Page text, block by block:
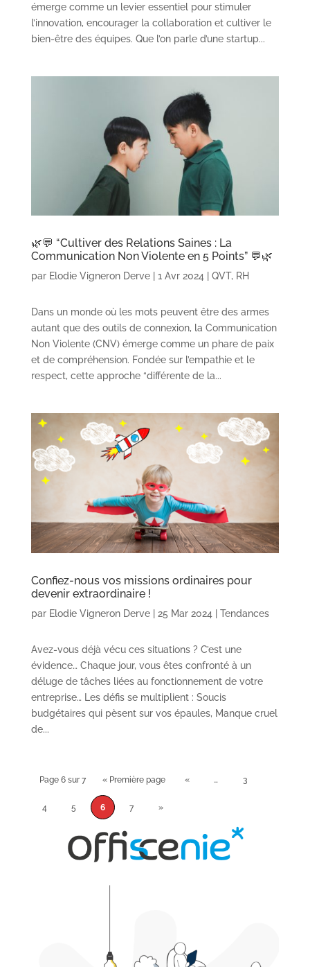
émerge comme un levier essentiel pour stimuler
l’innovation, encourager la collaboration et cultiver le
bien-être des équipes. Que l’on parle d’une startup...
🌿💬 “Cultiver des Relations Saines : La
Communication Non Violente en 5 Points” 💬🌿
par Elodie Vigneron Derve| 1 Avr 2024| QVT, RH
Dans un monde où les mots peuvent être des armes
autant que des outils de connexion, la Communication
Non Violente (CNV) émerge comme un phare de paix
et de compréhension. Fondée sur l’empathie et le
respect, cette approche “différente de la...
Confiez-nous vos missions ordinaires pour
devenir extraordinaire !
par Elodie Vigneron Derve| 25 Mar 2024 Tendances
Avez-vous déjà vécu ces situations ? C’est une
évidence… Chaque jour, vous êtes confronté à un
déluge de tâches liées au fonctionnement de votre
entreprise… Les défis se multiplient : Soucis
budgétaires qui pèsent sur vos épaules, Manque cruel
de...
Page 6 sur 7 « Première page « … 3
4 5 6 7 »